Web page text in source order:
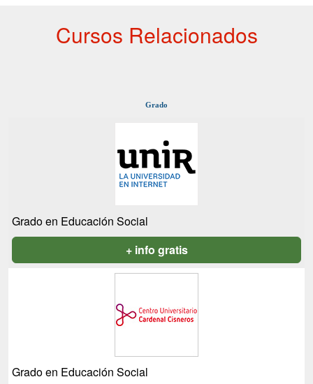
Cursos Relacionados
Grado
Grado en Educación Social
+ info gratis
Grado en Educación Social